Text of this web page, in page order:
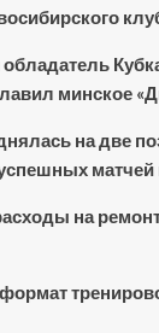
минское
на две
матчей
на